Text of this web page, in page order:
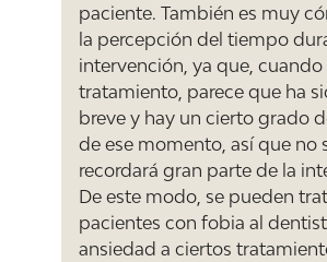
paciente. También es muy
la percepción del tiempo
intervención, ya que, cuando
tratamiento, parece que ha
breve y hay un cierto grado
de ese momento, así que no
recordará gran parte de la
De este modo, se pueden
pacientes con fobia al
ansiedad a ciertos